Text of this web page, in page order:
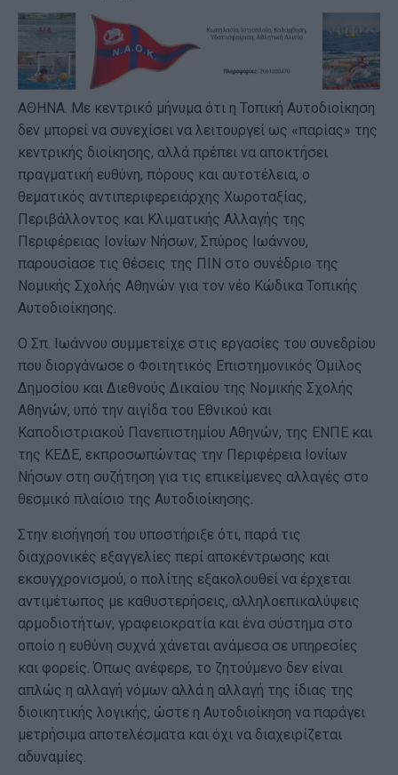
ΑΘΗΝΑ. Με κεντρικό μήνυμα ότι η Τοπική Αυτοδιοίκηση
δεν μπορεί να συνεχίσει να λειτουργεί ως «παρίας» της
κεντρικής διοίκησης, αλλά πρέπει να αποκτήσει
πραγματική ευθύνη, πόρους και αυτοτέλεια, ο
θεματικός αντιπεριφερειάρχης Χωροταξίας,
Περιβάλλοντος και Κλιματικής Αλλαγής της
Περιφέρειας Ιονίων Νήσων, Σπύρος Ιωάννου,
παρουσίασε τις θέσεις της ΠΙΝ στο συνέδριο της
Νομικής Σχολής Αθηνών για τον νέο Κώδικα Τοπικής
Αυτοδιοίκησης.
Ο Σπ. Ιωάννου συμμετείχε στις εργασίες του συνεδρίου
που διοργάνωσε ο Φοιτητικός Επιστημονικός Όμιλος
Δημοσίου και Διεθνούς Δικαίου της Νομικής Σχολής
Αθηνών, υπό την αιγίδα του Εθνικού και
Καποδιστριακού Πανεπιστημίου Αθηνών, της ΕΝΠΕ και
της ΚΕΔΕ, εκπροσωπώντας την Περιφέρεια Ιονίων
Νήσων στη συζήτηση για τις επικείμενες αλλαγές στο
θεσμικό πλαίσιο της Αυτοδιοίκησης.
Στην εισήγησή του υποστήριξε ότι, παρά τις
διαχρονικές εξαγγελίες περί αποκέντρωσης και
εκσυγχρονισμού, ο πολίτης εξακολουθεί να έρχεται
αντιμέτωπος με καθυστερήσεις, αλληλοεπικαλύψεις
αρμοδιοτήτων, γραφειοκρατία και ένα σύστημα στο
οποίο η ευθύνη συχνά χάνεται ανάμεσα σε υπηρεσίες
και φορείς. Όπως ανέφερε, το ζητούμενο δεν είναι
απλώς η αλλαγή νόμων αλλά η αλλαγή της ίδιας της
διοικητικής λογικής, ώστε η Αυτοδιοίκηση να παράγει
μετρήσιμα αποτελέσματα και όχι να διαχειρίζεται
αδυναμίες.